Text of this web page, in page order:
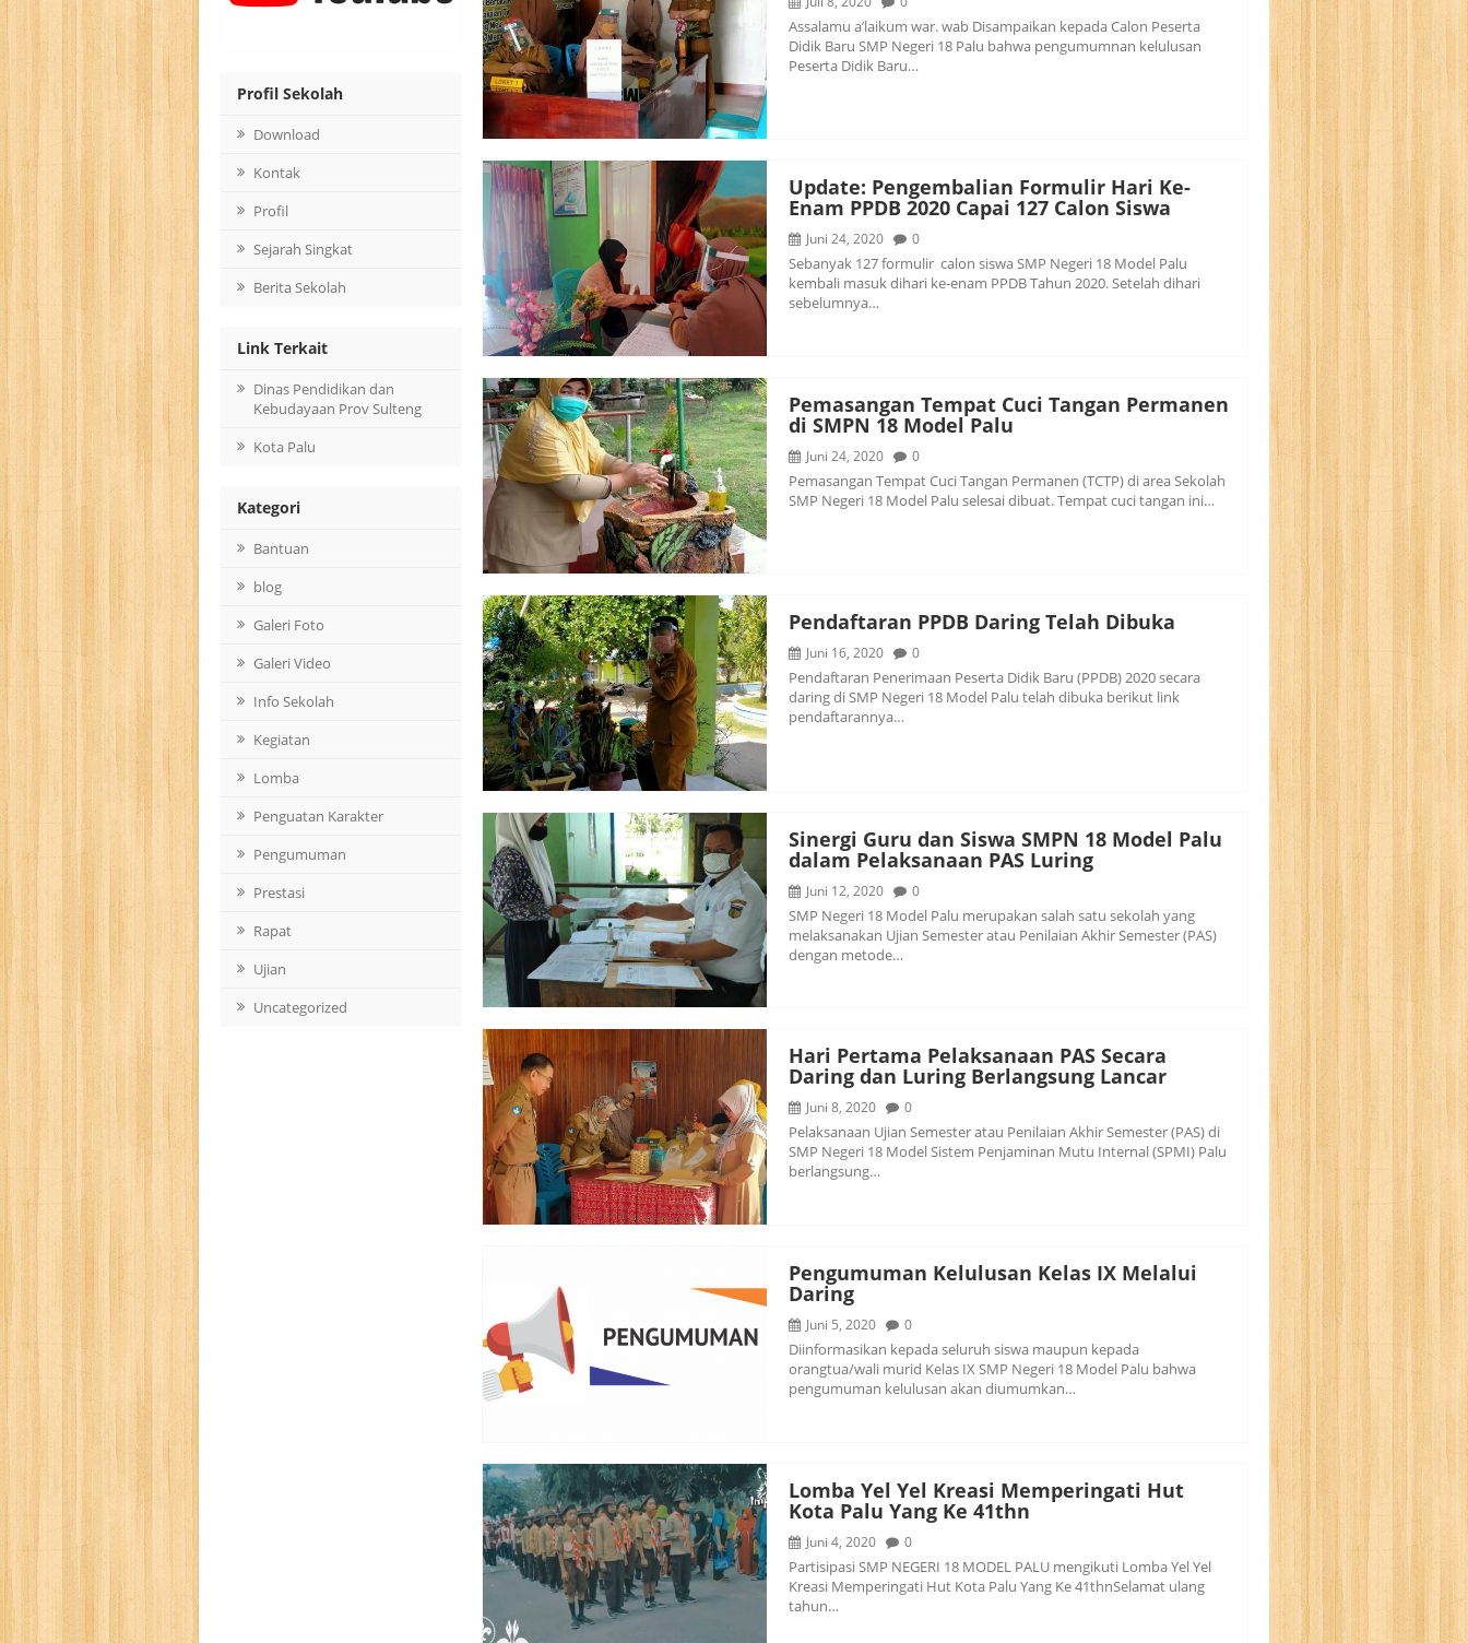
Assalamu a’laikum war. wab Disampaikan kepada Calon Peserta
Didik Baru SMP Negeri 18 Palu bahwa pengumumnan kelulusan
Peserta Didik Baru…
Update: Pengembalian Formulir Hari Ke-
Enam PPDB 2020 Capai 127 Calon Siswa
Juni 24, 2020 0
Sebanyak 127 formulir calon siswa SMP Negeri 18 Model Palu
kembali masuk dihari ke-enam PPDB Tahun 2020. Setelah dihari
sebelumnya…
Pemasangan Tempat Cuci Tangan Permanen
di SMPN 18 Model Palu
Juni 24, 2020 0
Pemasangan Tempat Cuci Tangan Permanen (TCTP) di area Sekolah
SMP Negeri 18 Model Palu selesai dibuat. Tempat cuci tangan ini…
Pendaftaran PPDB Daring Telah Dibuka
Juni 16, 2020 0
Pendaftaran Penerimaan Peserta Didik Baru (PPDB) 2020 secara
daring di SMP Negeri 18 Model Palu telah dibuka berikut link
pendaftarannya…
Sinergi Guru dan Siswa SMPN 18 Model Palu
dalam Pelaksanaan PAS Luring
Juni 12, 2020 0
SMP Negeri 18 Model Palu merupakan salah satu sekolah yang
melaksanakan Ujian Semester atau Penilaian Akhir Semester (PAS)
dengan metode…
Hari Pertama Pelaksanaan PAS Secara
Daring dan Luring Berlangsung Lancar
Juni 8, 2020 0
Pelaksanaan Ujian Semester atau Penilaian Akhir Semester (PAS) di
SMP Negeri 18 Model Sistem Penjaminan Mutu Internal (SPMI) Palu
berlangsung…
Pengumuman Kelulusan Kelas IX Melalui
Daring
Juni 5, 2020 0
Diinformasikan kepada seluruh siswa maupun kepada
orangtua/wali murid Kelas IX SMP Negeri 18 Model Palu bahwa
pengumuman kelulusan akan diumumkan…
Lomba Yel Yel Kreasi Memperingati Hut
Kota Palu Yang Ke 41thn
Juni 4, 2020 0
Partisipasi SMP NEGERI 18 MODEL PALU mengikuti Lomba Yel Yel
Kreasi Memperingati Hut Kota Palu Yang Ke 41thnSelamat ulang
tahun…
Profil Sekolah
Download
Kontak
Profil
Sejarah Singkat
Berita Sekolah
Link Terkait
Dinas Pendidikan dan
Kebudayaan Prov Sulteng
Kota Palu
Kategori
Bantuan
blog
Galeri Foto
Galeri Video
Info Sekolah
Kegiatan
Lomba
Penguatan Karakter
Pengumuman
Prestasi
Rapat
Ujian
Uncategorized